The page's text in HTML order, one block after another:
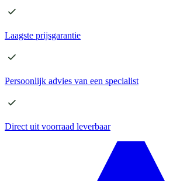
Laagste prijsgarantie
Persoonlijk advies van een specialist
Direct uit voorraad leverbaar